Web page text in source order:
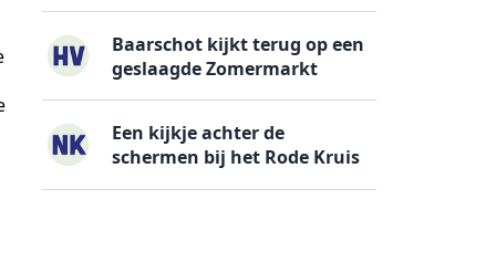
Baarschot kijkt terug op een
geslaagde Zomermarkt
Een kijkje achter de
schermen bij het Rode Kruis